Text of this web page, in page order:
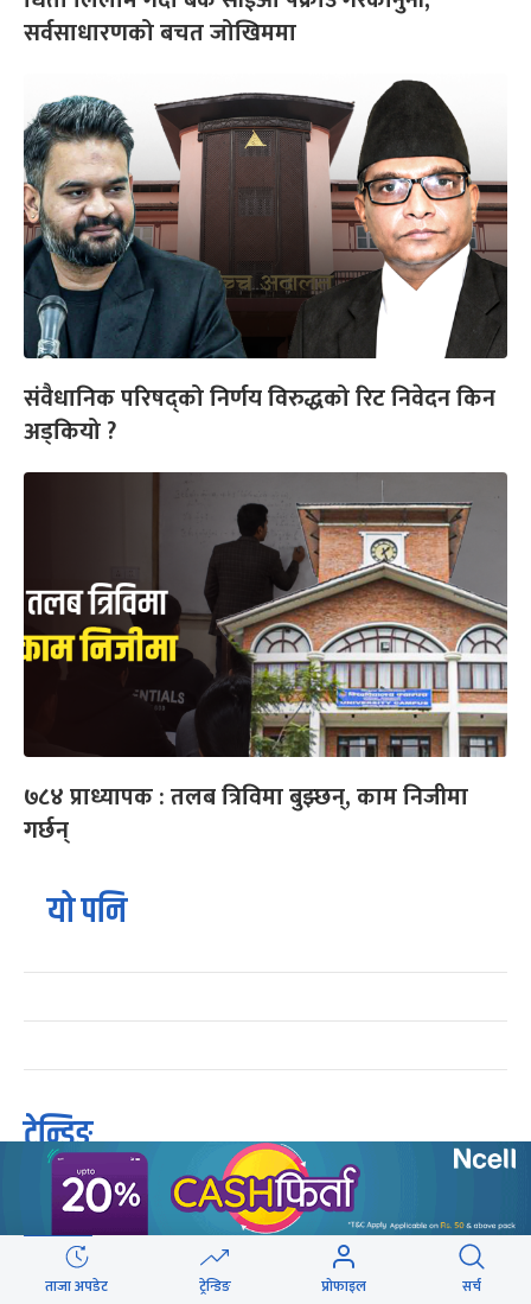
सर्वसाधारणको बचत जोखिममा
संवैधानिक परिषद्को निर्णय विरुद्धको रिट निवेदन किन
अड्कियो ?
७८४ प्राध्यापक : तलब त्रिविमा बुझ्छन्, काम निजीमा
गर्छन्
यो पनि
ट्रेन्डिङ
१
२५० रुपैयाँको सामान किनेका उपभोक्ताले जिते
१० लाखको बम्पर उपहार
ताजा अपडेट ट्रेन्डिङ प्रोफाइल सर्च